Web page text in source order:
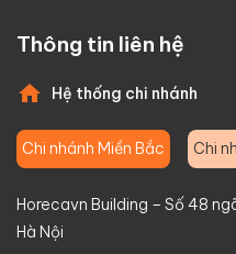
Thông tin liên hệ
Hệ thống chi nhánh
Chi nhánh Miền Bắc Chi
Horecavn Building – Số 48
Hà Nội